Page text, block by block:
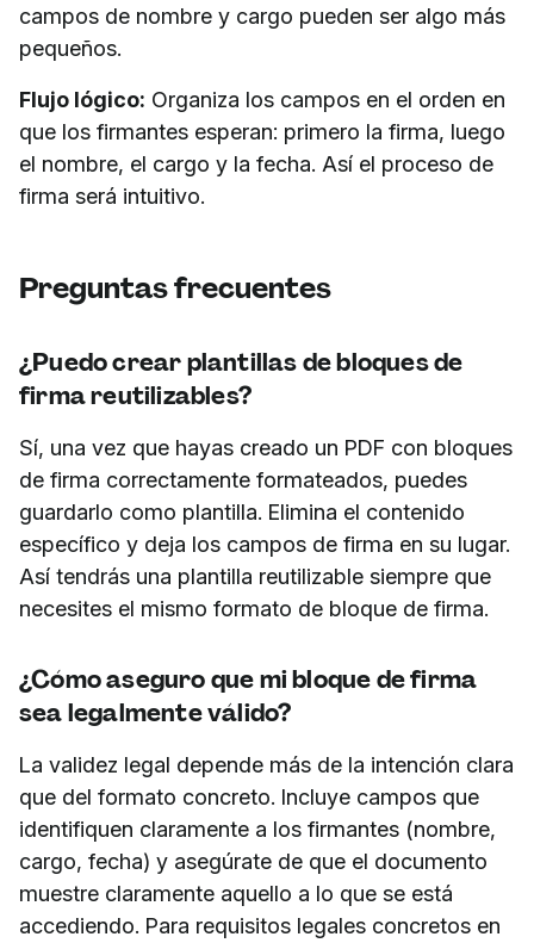
campos de nombre y cargo pueden ser algo más
pequeños.
Flujo lógico: Organiza los campos en el orden en
que los firmantes esperan: primero la firma, luego
el nombre, el cargo y la fecha. Así el proceso de
firma será intuitivo.
Preguntas frecuentes
¿Puedo crear plantillas de bloques de
firma reutilizables?
Sí, una vez que hayas creado un PDF con bloques
de firma correctamente formateados, puedes
guardarlo como plantilla. Elimina el contenido
específico y deja los campos de firma en su lugar.
Así tendrás una plantilla reutilizable siempre que
necesites el mismo formato de bloque de firma.
¿Cómo aseguro que mi bloque de firma
sea legalmente válido?
La validez legal depende más de la intención clara
que del formato concreto. Incluye campos que
identifiquen claramente a los firmantes (nombre,
cargo, fecha) y asegúrate de que el documento
muestre claramente aquello a lo que se está
accediendo. Para requisitos legales concretos en